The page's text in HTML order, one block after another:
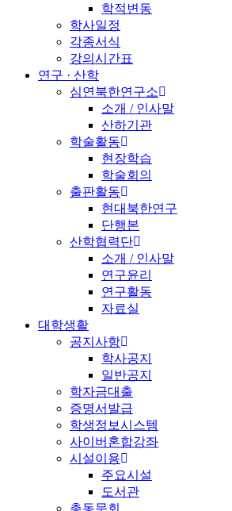
학적변동
학사일정
각종서식
강의시간표
연구 · 산학
심연북한연구소
소개 / 인사말
산하기관
학술활동
현장학습
학술회의
출판활동
현대북한연구
단행본
산학협력단
소개 / 인사말
연구윤리
연구활동
자료실
대학생활
공지사항
학사공지
일반공지
학자금대출
증명서발급
학생정보시스템
사이버혼합강좌
시설이용
주요시설
도서관